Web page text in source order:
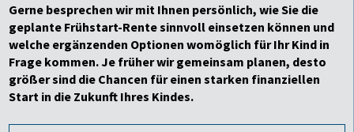
Gerne besprechen wir mit Ihnen persönlich, wie Sie die
geplante Frühstart-Rente sinnvoll einsetzen können und
welche ergänzenden Optionen womöglich für Ihr Kind in
Frage kommen. Je früher wir gemeinsam planen, desto
größer sind die Chancen für einen starken finanziellen
Start in die Zukunft Ihres Kindes.